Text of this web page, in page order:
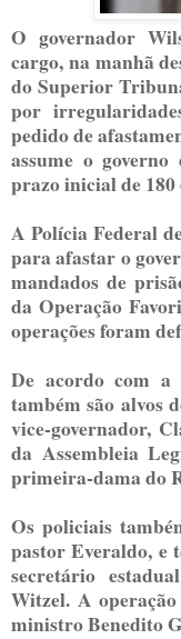
O governador
cargo, na manhã
do Superior
por
pedido de
assume o
prazo inicial de 180
A Polícia Federal
para afastar o
mandados de
da Operação
operações foram
De acordo com a
também são alvos
vice-governador,
da Assembleia
primeira-dama do
Os policiais
pastor Everaldo, e
secretário
Witzel. A
ministro Benedito